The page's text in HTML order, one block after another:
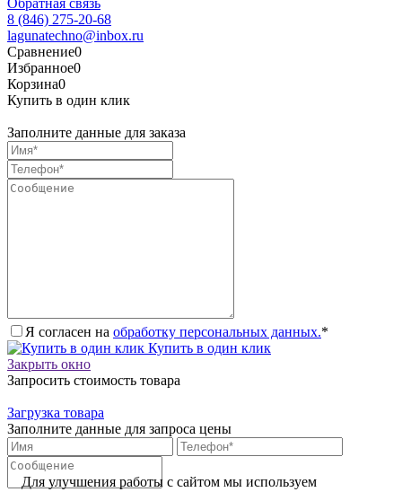
Обратная связь
8 (846) 275-20-68
lagunatechno@inbox.ru
Сравнение0
Избранное0
Корзина0
Купить в один клик
Заполните данные для заказа
Я согласен на обработку персональных данных.*
Купить в один клик
Закрыть окно
Запросить стоимость товара
Загрузка товара
Заполните данные для запроса цены
Для улучшения работы с сайтом мы используем